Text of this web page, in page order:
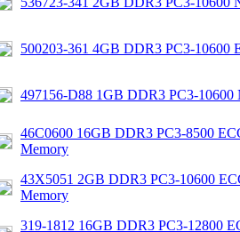
500203-361 4GB DDR3 PC3-10600
497156-D88 1GB DDR3 PC3-
46C0600 16GB DDR3 PC3-8500
Memory
43X5051 2GB DDR3 PC3-10600
Memory
319-1812 16GB DDR3 PC3-12800